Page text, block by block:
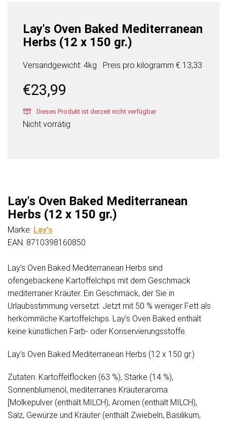
Lay's Oven Baked Mediterranean
Herbs (12 x 150 gr.)
Versandgewicht: 4kg Preis pro kilogramm € 13,33
€23,99
Dieses Produkt ist derzeit nicht verfügbar
Nicht vorrätig
Lay's Oven Baked Mediterranean
Herbs (12 x 150 gr.)
Marke: Lay's
EAN: 8710398160850
Lay’s Oven Baked Mediterranean Herbs sind
ofengebackene Kartoffelchips mit dem Geschmack
mediterraner Kräuter. Ein Geschmack, der Sie in
Urlaubsstimmung versetzt. Jetzt mit 50 % weniger Fett als
herkömmliche Kartoffelchips. Lay’s Oven Baked enthält
keine künstlichen Farb- oder Konservierungsstoffe.
Lay’s Oven Baked Mediterranean Herbs (12 x 150 gr.)
Zutaten: Kartoffelflocken (63 %), Stärke (14 %),
Sonnenblumenöl, mediterranes Kräuteraroma
[Molkepulver (enthält MILCH), Aromen (enthält MILCH),
Salz, Gewürze und Kräuter (enthält Zwiebeln, Basilikum,